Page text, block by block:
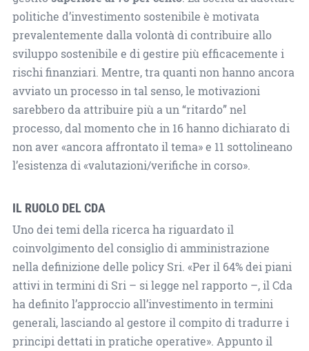
politiche d’investimento sostenibile è motivata
prevalentemente dalla volontà di contribuire allo
sviluppo sostenibile e di gestire più efficacemente i
rischi finanziari. Mentre, tra quanti non hanno ancora
avviato un processo in tal senso, le motivazioni
sarebbero da attribuire più a un “ritardo” nel
processo, dal momento che in 16 hanno dichiarato di
non aver «ancora affrontato il tema» e 11 sottolineano
l’esistenza di «valutazioni/verifiche in corso».
IL RUOLO DEL CDA
Uno dei temi della ricerca ha riguardato il
coinvolgimento del consiglio di amministrazione
nella definizione delle policy Sri. «Per il 64% dei piani
attivi in termini di Sri – si legge nel rapporto –, il Cda
ha definito l’approccio all’investimento in termini
generali, lasciando al gestore il compito di tradurre i
principi dettati in pratiche operative». Appunto il